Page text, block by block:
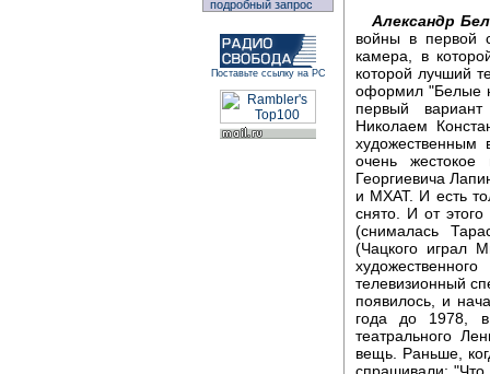
подробный запрос
Поставьте ссылку на РС
Александр
войны в первой
камера, в
которой лучший
оформил "Белые
первый
Николаем
очень
Георгиевича
и МХАТ. И есть
снято. И от
(снималась
(Чацкого играл
телевизионный
появилось, и
года до 1978,
театрального
вещь. Раньше,
спрашивали: "Что